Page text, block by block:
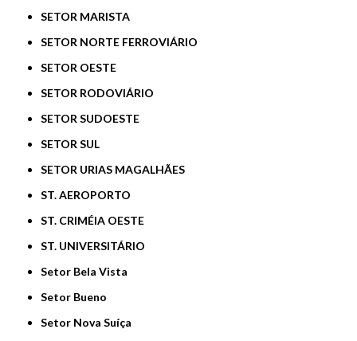
SETOR MARISTA
SETOR NORTE FERROVIÁRIO
SETOR OESTE
SETOR RODOVIÁRIO
SETOR SUDOESTE
SETOR SUL
SETOR URIAS MAGALHÃES
ST. AEROPORTO
ST. CRIMÉIA OESTE
ST. UNIVERSITÁRIO
Setor Bela Vista
Setor Bueno
Setor Nova Suíça